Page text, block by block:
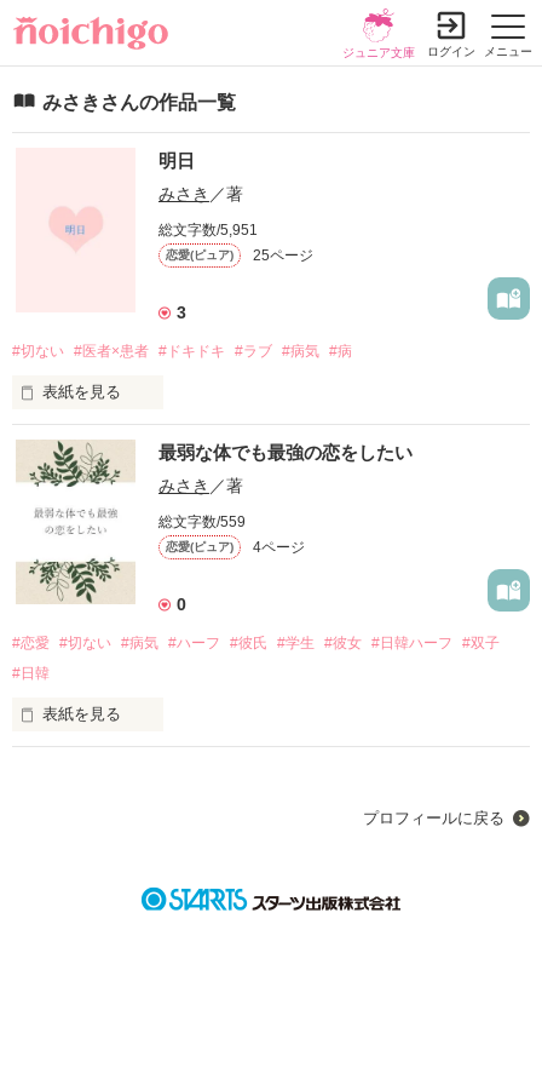
メニュー
ジュニア文庫 ログイン
みさきさんの作品一覧
明日
みさき ／著
総文字数/5,951
恋愛(ピュア) 25ページ
3
#切ない #医者×患者 #ドキドキ #ラブ #病気 #病
表紙を見る
明日が かならず来るとは
                          かぎらない
だから今日を精一杯生きます。。。
最弱な体でも最強の恋をしたい
みさき ／著
総文字数/559
恋愛(ピュア) 4ページ
0
#恋愛 #切ない #病気 #ハーフ #彼氏 #学生 #彼女 #日韓ハーフ
#双子
#日韓
表紙を見る
プロフィールに戻る